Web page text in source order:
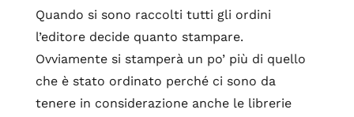
Quando si sono raccolti tutti gli ordini
l’editore decide quanto stampare.
Ovviamente si stamperà un po’ più di quello
che è stato ordinato perché ci sono da
tenere in considerazione anche le librerie